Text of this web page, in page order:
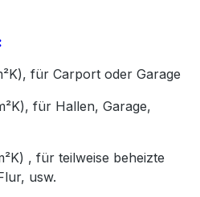
für Carport oder Garage
für Hallen, Garage,
, für teilweise beheizte
usw.